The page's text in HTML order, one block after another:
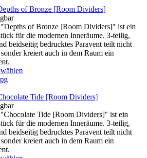
of Bronze [Room Dividers]
of Bronze [Room Dividers]" ist ein
für die modernen Inneräume. 3-teilig,
beidseitig bedrucktes Paravent teilt nicht
kreiert auch in dem Raum ein
Tide [Room Dividers]
Tide [Room Dividers]" ist ein
für die modernen Inneräume. 3-teilig,
beidseitig bedrucktes Paravent teilt nicht
kreiert auch in dem Raum ein